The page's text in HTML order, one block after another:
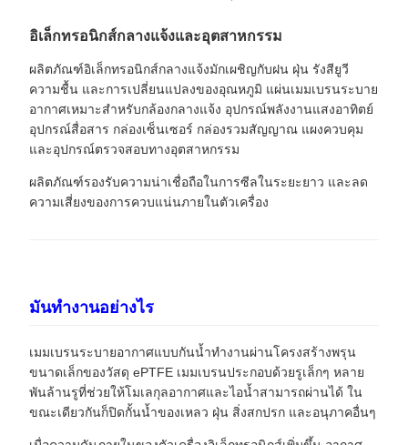
อิเล็กทรอนิกส์กลางแจ้งและอุตสาหกรรม
ผลิตภัณฑ์อิเล็กทรอนิกส์กลางแจ้งมักเผชิญกับฝน ฝุ่น รังสียูวี
ความชื้น และการเปลี่ยนแปลงของอุณหภูมิ แผ่นเมมเบรนระบาย
อากาศเหมาะสำหรับกล้องกลางแจ้ง อุปกรณ์พลังงานแสงอาทิตย์
อุปกรณ์สื่อสาร กล่องเซ็นเซอร์ กล่องรวมสัญญาณ แผงควบคุม
และอุปกรณ์ตรวจสอบทางอุตสาหกรรม
ผลิตภัณฑ์รองรับความน่าเชื่อถือในการซีลในระยะยาว และลด
ความเสี่ยงของการควบแน่นภายในตัวเครื่อง
มันทำงานอย่างไร
เมมเบรนระบายอากาศแบบกันน้ำทำงานผ่านโครงสร้างพรุน
ขนาดเล็กของวัสดุ ePTFE เมมเบรนประกอบด้วยรูเล็กๆ หลาย
พันล้านรูที่ช่วยให้โมเลกุลอากาศและไอน้ำสามารถผ่านได้ ใน
ขณะเดียวกันก็ปิดกั้นน้ำของเหลว ฝุ่น สิ่งสกปรก และอนุภาคอื่นๆ